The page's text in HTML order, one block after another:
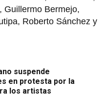
Guillermo Bermejo,
Roberto Sánchez y
suspende
en protesta por la
los artistas